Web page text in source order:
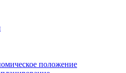
положение